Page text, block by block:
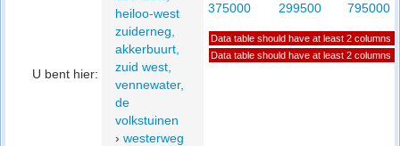
U bent hier:
heiloo-west
zuiderneg,
akkerbuurt,
zuid west,
vennewater,
de
volkstuinen
› westerweg
375000
299500
795000
Data table should have at least 2 columns
Data table should have at least 2 columns